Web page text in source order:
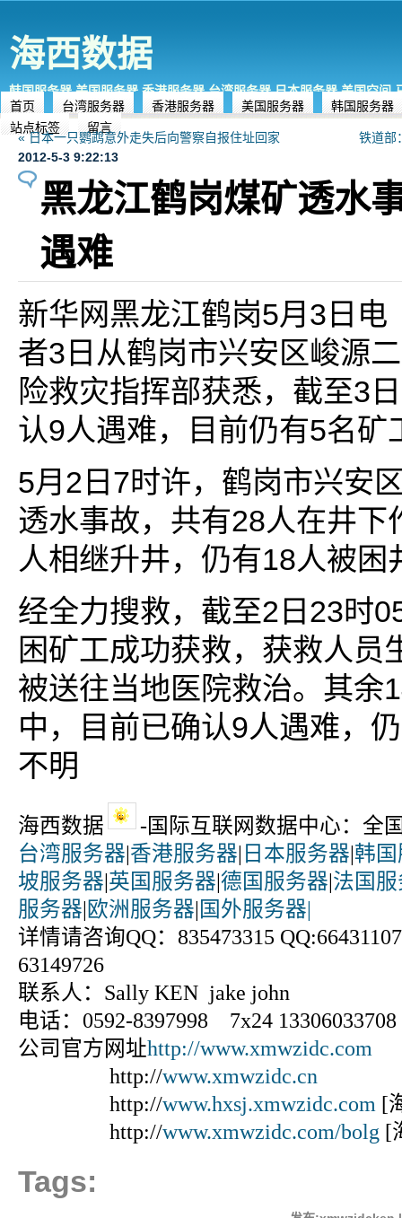
海西数据
韩国服务器,美国服务器,香港服务器,台湾服务器,日本服务器,美国空间
首页
台湾服务器 香港服务器 美国服务器
韩国服务器
站点标签
留言
« 日本一只鹦鹉意外走失后向警察自报住址回家
铁道部
2012-5-3 9:22:13
黑龙江鹤岗煤矿透水
遇难
新华网黑龙江鹤岗5月3日电
者3日从鹤岗市兴安区峻源
险救灾指挥部获悉，截至3
认9人遇难，目前仍有5名矿
5月2日7时许，鹤岗市兴安
透水事故，共有28人在井下
人相继升井，仍有18人被困
经全力搜救，截至2日23时
困矿工成功获救，获救人员
被送往当地医院救治。其余
中，目前已确认9人遇难，
不明
海西数据
-国际互联网数据中心：全
台湾服务器|香港服务器| 日本服务器|韩
坡服务器|英国服务器|德国服务器|法国
服务器|欧洲服务器|国外服务器|
详情请咨询QQ：835473315
63149726
联系人：Sally KEN jake john
电话：0592-8397998 7x24 13306033708
公司官方网址http://www.xmwzidc.com
http://www.xmwzidc.cn
http://www.hxsj.xmwzidc.com [
http://www.xmwzidc.com/bolg [
Tags: